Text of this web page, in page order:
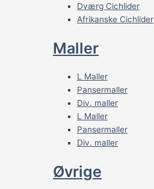
Dværg Cichlider
Afrikanske Cichlider
Maller
L Maller
Pansermaller
Div. maller
L Maller
Pansermaller
Div. maller
Øvrige